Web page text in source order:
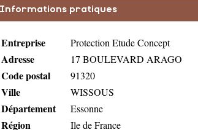
Informations pratiques
Entreprise Protection Etude Concept
Adresse 17 BOULEVARD ARAGO
Code postal 91320
Ville WISSOUS
Département Essonne
Région Ile de France